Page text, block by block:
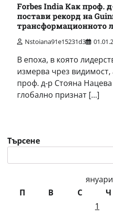
Forbes India Как проф.
постави рекорд на
трансформационното
Nstoiana91e15231d3
В епоха, в която
измерва чрез
проф. д-р Стояна
глобално признат […]
Търсене
П
В С Ч
1